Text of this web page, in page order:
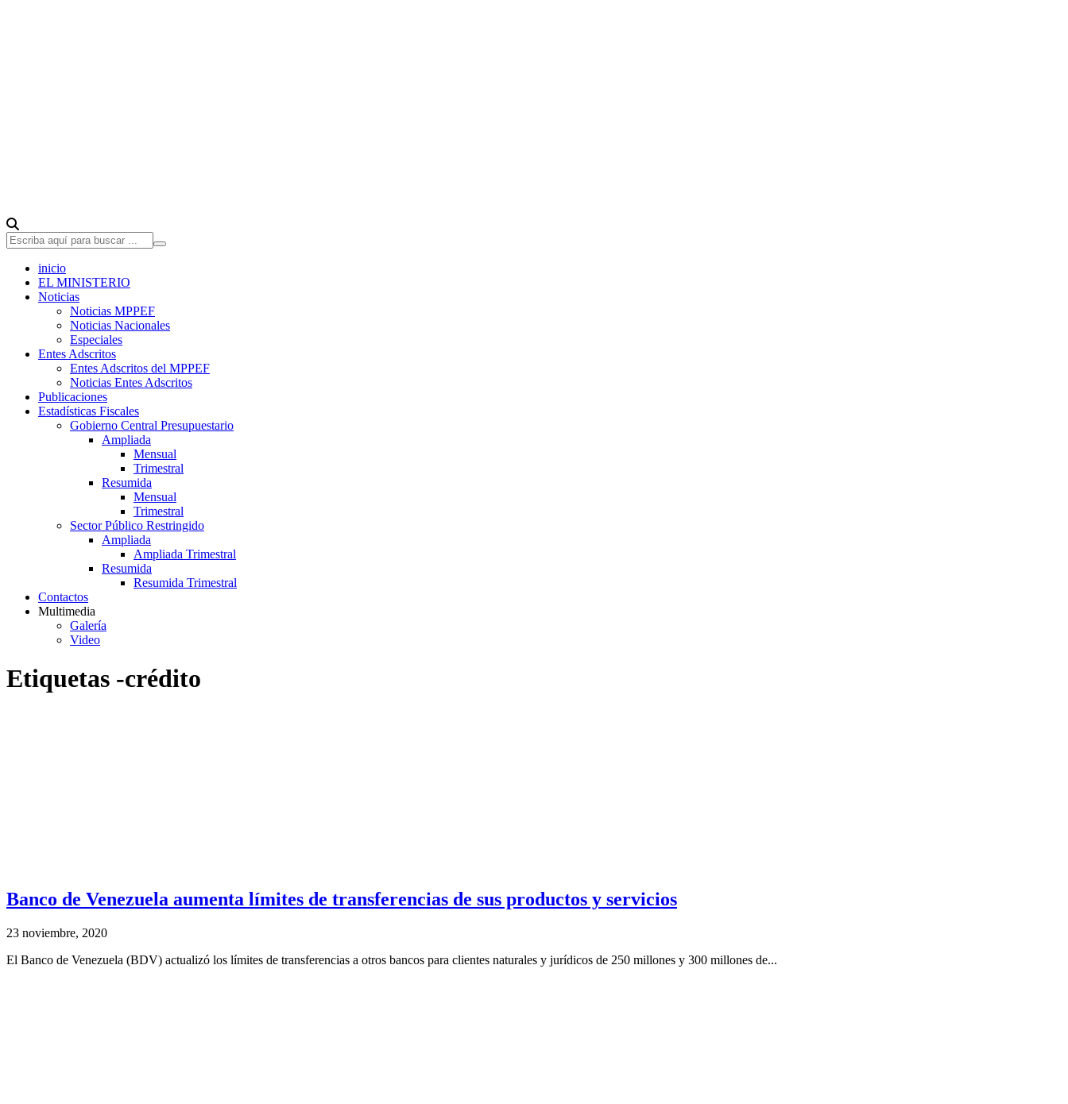
inicio
EL MINISTERIO
Noticias
Noticias MPPEF
Noticias Nacionales
Especiales
Entes Adscritos
Entes Adscritos del MPPEF
Noticias Entes Adscritos
Publicaciones
Estadísticas Fiscales
Gobierno Central Presupuestario
Ampliada
Mensual
Trimestral
Resumida
Mensual
Trimestral
Sector Público Restringido
Ampliada
Ampliada Trimestral
Resumida
Resumida Trimestral
Contactos
Multimedia
Galería
Video
Etiquetas -crédito
Banco de Venezuela aumenta límites de transferencias de sus productos y servicios
23 noviembre, 2020
El Banco de Venezuela (BDV) actualizó los límites de transferencias a otros bancos para clientes naturales y jurídicos de 250 millones y 300 millones de...